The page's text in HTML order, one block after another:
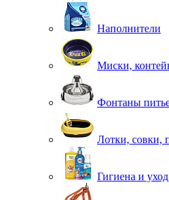
Наполнители
Миски,
Фонтаны
Лотки, совки,
Гигиена и уход